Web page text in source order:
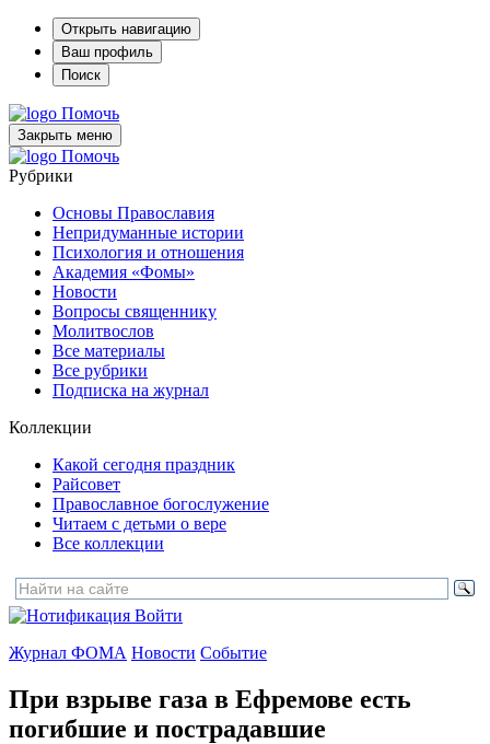
Открыть навигацию
Ваш профиль
Поиск
Помочь
Закрыть меню
Помочь
Рубрики
Основы Православия
Непридуманные истории
Психология и отношения
Академия «Фомы»
Новости
Вопросы священнику
Молитвослов
Все материалы
Все рубрики
Подписка на журнал
Коллекции
Какой сегодня праздник
Райсовет
Православное богослужение
Читаем с детьми о вере
Все коллекции
Войти
Журнал ФОМА Новости Событие
При взрыве газа в Ефремове есть
погибшие и пострадавшие